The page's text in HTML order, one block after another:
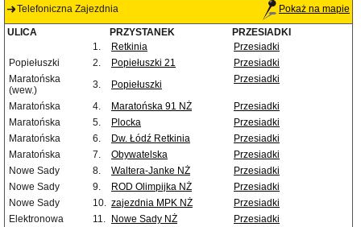
Telefoniczna Zajezdnia Pokaż na mapie
ULICA PRZYSTANEK
PRZESIADKI
1.
Retkinia
Przesiadki
Popiełuszki
2. Popiełuszki 21
Przesiadki
Maratońska
(wew.)
3. Popiełuszki Przesiadki
Maratońska 4. Maratońska 91 NŻ
Przesiadki
Maratońska
5. Plocka
Przesiadki
Maratońska
6. Dw. Łódź Retkinia
Przesiadki
Maratońska
7. Obywatelska
Przesiadki
Nowe Sady
8. Waltera-Janke NŻ
Przesiadki
Nowe Sady
9. ROD Olimpijka NŻ
Przesiadki
Nowe Sady
10. zajezdnia MPK NŻ
Przesiadki
Elektronowa
11. Nowe Sady NŻ
Przesiadki